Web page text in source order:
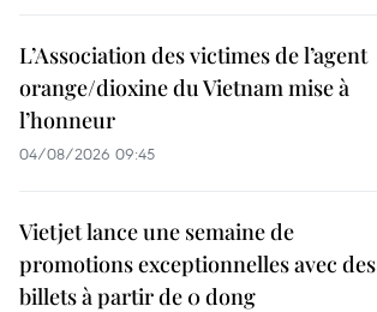
L’Association des victimes de l’agent
orange/dioxine du Vietnam mise à
l’honneur
04/08/2026 09:45
Vietjet lance une semaine de
promotions exceptionnelles avec des
billets à partir de 0 dong